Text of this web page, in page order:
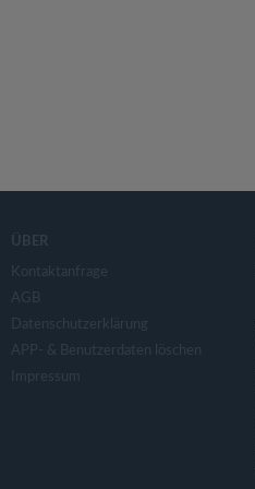
ÜBER
Kontaktanfrage
AGB
Datenschutzerklärung
APP- & Benutzerdaten löschen
Impressum